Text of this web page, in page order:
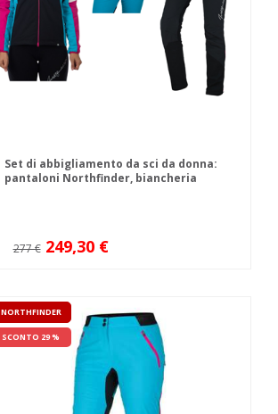
Set di abbigliamento da sci da donna:
pantaloni Northfinder, biancheria
277 € 249,30 €
NORTHFINDER
SCONTO 29 %